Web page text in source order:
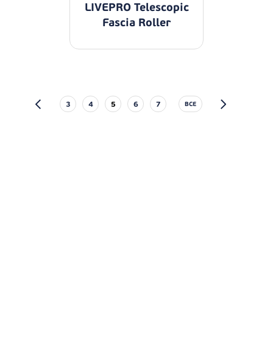
LIVEPRO Telescopic
Fascia Roller
3 4 5 6 7 ВСЕ